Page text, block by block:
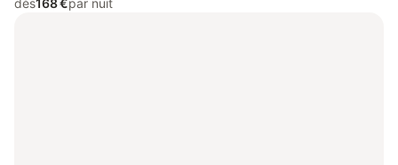
dès168 €par nuit